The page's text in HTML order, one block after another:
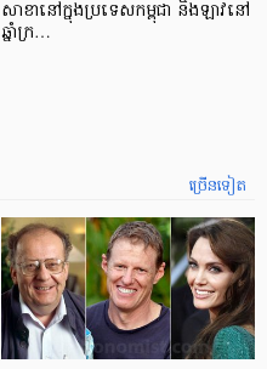
សាខានៅក្នុងប្រទេសកម្ពុជា និងឡាវនៅ
ឆ្នាំក្រ…
ច្រើនទៀត